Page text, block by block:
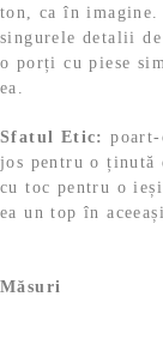
i
.
ton, ca în
singurele detalii
o porți cu piese
ea.
Sfatul Etic:
jos pentru o ținută
cu toc pentru o
ea un top în
Măsuri